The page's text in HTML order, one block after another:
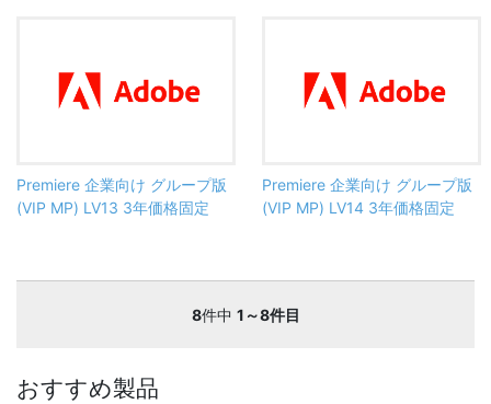
Premiere 企業向け グループ版
(VIP MP) LV13 3年価格固定
Premiere 企業向け グループ版
(VIP MP) LV14 3年価格固定
8件中 1～8件目
おすすめ製品